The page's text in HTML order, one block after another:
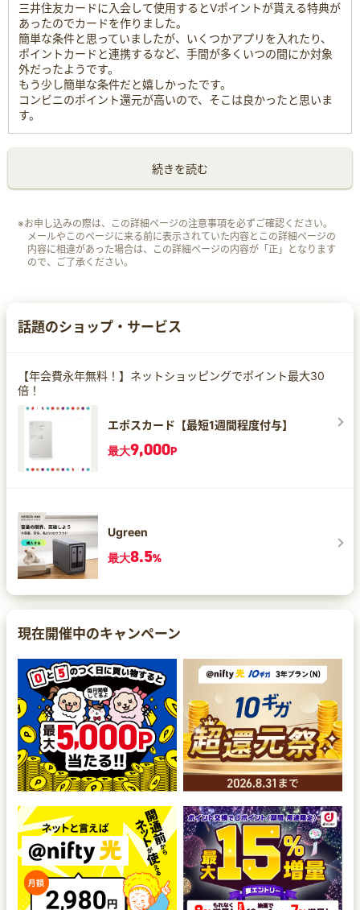
三井住友カードに入会して使用するとVポイントが貰える特典が
あったのでカードを作りました。
簡単な条件と思っていましたが、いくつかアプリを入れたり、
ポイントカードと連携するなど、手間が多くいつの間にか対象
外だったようです。
もう少し簡単な条件だと嬉しかったです。
コンビニのポイント還元が高いので、そこは良かったと思いま
す。
続きを読む
※お申し込みの際は、この詳細ページの注意事項を必ずご確認ください。
メールやこのページに来る前に表示されていた内容とこの詳細ページの
内容に相違があった場合は、この詳細ページの内容が「正」となります
ので、ご了承ください。
話題のショップ・サービス
【年会費永年無料！】ネットショッピングでポイント最大30
倍！
エポスカード【最短1週間程度付与】
最大9,000P
Ugreen
最大8.5%
現在開催中のキャンペーン